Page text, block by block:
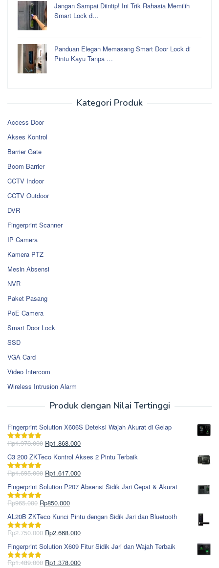
Jangan Sampai Diintip! Ini Trik Rahasia Memilih
Smart Lock d…
Panduan Elegan Memasang Smart Door Lock di
Pintu Kayu Tanpa …
Kategori Produk
Access Door
Akses Kontrol
Barrier Gate
Boom Barrier
CCTV Indoor
CCTV Outdoor
DVR
Fingerprint Scanner
IP Camera
Kamera PTZ
Mesin Absensi
NVR
Paket Pasang
PoE Camera
Smart Door Lock
SSD
VGA Card
Video Intercom
Wireless Intrusion Alarm
Produk dengan Nilai Tertinggi
Fingerprint Solution X606S Deteksi Wajah Akurat di Gelap
Dinilai5.00
Rp1.978.000 Harga
aslinya
adalah:
Rp1.978.000.
Rp1.868.000Harga
saat
ini
adalah:
C3 200 ZKTeco Kontrol Akses 2 Pintu Terbaik
Dinilai5.00
Rp1.695.000 Harga
aslinya
adalah:
Rp1.695.000.
Rp1.617.000Harga
saat
ini
Fingerprint Solution P207 Absensi Sidik Jari Cepat & Akurat
Dinilai5.00
Rp965.000 Harga
aslinya
adalah:
Rp965.000.
Rp850.000Harga
saat
ini
adalah:
AL20B ZKTeco Kunci Pintu dengan Sidik Jari dan Bluetooth
Dinilai5.00
Rp2.750.000 Harga
aslinya
adalah:
Rp2.750.000.
Rp2.668.000Harga
saat
ini
adalah:
Fingerprint Solution X609 Fitur Sidik Jari dan Wajah Terbaik
Dinilai5.00
Rp1.489.000 Harga
Rp1.378.000Harga